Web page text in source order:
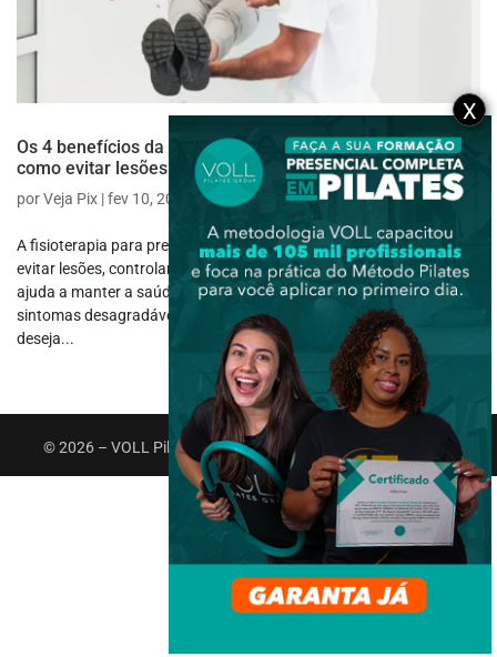
Os 4 benefícios da fisioterapia para prevenção de dores e
como evitar lesões
porVeja Pix |fev 10, 2025 |Fisioterapia Específica
A fisioterapia para prevenção de dores é uma excelente forma de
evitar lesões, controlando problemas antes que eles apareçam. Ela
ajuda a manter a saúde em dia, evitando dores articulares e outros
sintomas desagradáveis. Essa abordagem é essencial para quem
deseja...
© 2026 – VOLL Pilates Group. Todos os direitos reservados.
X